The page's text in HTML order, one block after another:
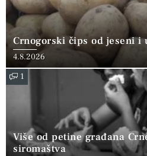
Crnogorski čips od jeseni i
4.8.2026
1
Više od petine građana
siromaštva